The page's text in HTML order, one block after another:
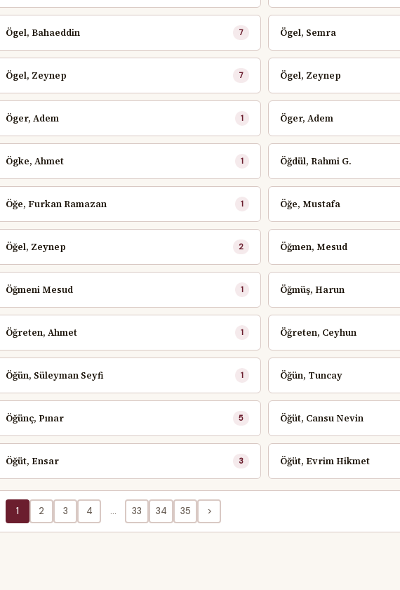
Ögel, Bahaeddin 7 Ögel, Semra
Ögel, Zeynep 7 Ögel, Zeynep
Öger, Adem 1 Öger, Adem
Ögke, Ahmet 1 Öğdül, Rahmi G.
Öğe, Furkan Ramazan 1 Öğe, Mustafa
Öğel, Zeynep 2 Öğmen, Mesud
Öğmeni Mesud 1 Öğmüş, Harun
Öğreten, Ahmet 1 Öğreten, Ceyhun
Öğün, Süleyman Seyfi 1 Öğün, Tuncay
Öğünç, Pınar 5 Öğüt, Cansu Nevin
Öğüt, Ensar 3 Öğüt, Evrim Hikmet
1 2 3 4 ... 33 34 35 >